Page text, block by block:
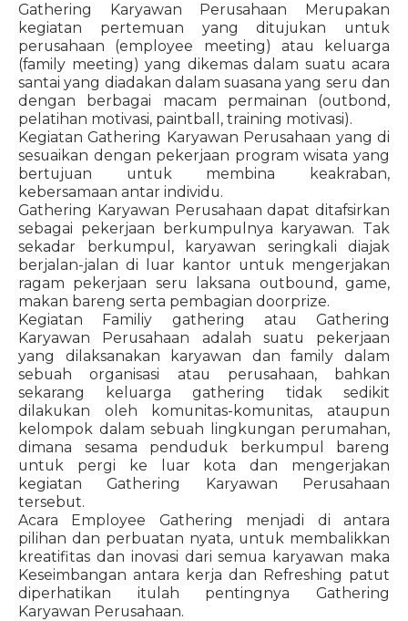
Gathering Karyawan Perusahaan Merupakan
kegiatan pertemuan yang ditujukan untuk
perusahaan (employee meeting) atau keluarga
(family meeting) yang dikemas dalam suatu acara
santai yang diadakan dalam suasana yang seru dan
dengan berbagai macam permainan (outbond,
pelatihan motivasi, paintball, training motivasi).
Kegiatan Gathering Karyawan Perusahaan yang di
sesuaikan dengan pekerjaan program wisata yang
bertujuan untuk membina keakraban,
kebersamaan antar individu.
Gathering Karyawan Perusahaan dapat ditafsirkan
sebagai pekerjaan berkumpulnya karyawan. Tak
sekadar berkumpul, karyawan seringkali diajak
berjalan-jalan di luar kantor untuk mengerjakan
ragam pekerjaan seru laksana outbound, game,
makan bareng serta pembagian doorprize.
Kegiatan Familiy gathering atau Gathering
Karyawan Perusahaan adalah suatu pekerjaan
yang dilaksanakan karyawan dan family dalam
sebuah organisasi atau perusahaan, bahkan
sekarang keluarga gathering tidak sedikit
dilakukan oleh komunitas-komunitas, ataupun
kelompok dalam sebuah lingkungan perumahan,
dimana sesama penduduk berkumpul bareng
untuk pergi ke luar kota dan mengerjakan
kegiatan Gathering Karyawan Perusahaan
tersebut.
Acara Employee Gathering menjadi di antara
pilihan dan perbuatan nyata, untuk membalikkan
kreatifitas dan inovasi dari semua karyawan maka
Keseimbangan antara kerja dan Refreshing patut
diperhatikan itulah pentingnya Gathering
Karyawan Perusahaan.